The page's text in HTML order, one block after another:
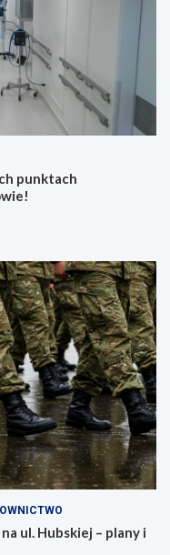
punktach
ul. Hubskiej – plany i